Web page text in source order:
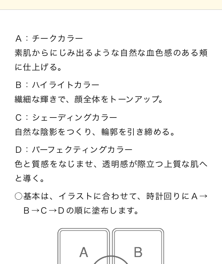
Ａ：チークカラー
素肌からにじみ出るような自然な血色感のある頬
に仕上げる。
Ｂ：ハイライトカラー
繊細な輝きで、顔全体をトーンアップ。
Ｃ：シェーディングカラー
自然な陰影をつくり、輪郭を引き締める。
Ｄ：パーフェクティングカラー
色と質感をなじませ、透明感が際立つ上質な肌へ
と導く。
基本は、イラストに合わせて、時計回りにＡ→
Ｂ→Ｃ→Ｄの順に塗布します。